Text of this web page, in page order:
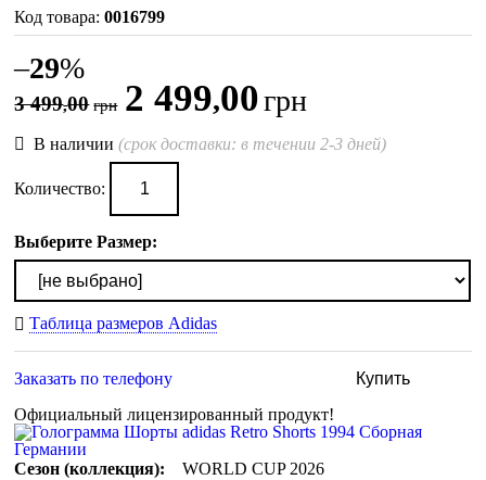
0016799
–29%
3 499,00 грн 2 499,00грн
В наличии(срок доставки: в течении 2-3 дней)
Количество:
Выберите Размер:
Таблица размеров Adidas
Заказать по телефону
Купить
Официальный лицензированный продукт!
Сезон (коллекция):
WORLD CUP 2026